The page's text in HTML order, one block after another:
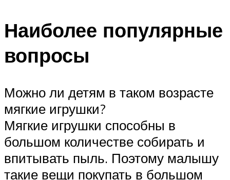
Наиболее популярные
вопросы
Можно ли детям в таком возрасте
мягкие игрушки?
Мягкие игрушки способны в
большом количестве собирать и
впитывать пыль. Поэтому малышу
такие вещи покупать в большом